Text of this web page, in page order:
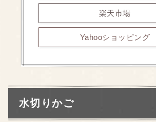
楽天市場
Yahooショッピング
水切りかご